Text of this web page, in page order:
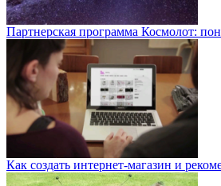
Партнерская программа Космолот:
Как создать интернет-магазин и